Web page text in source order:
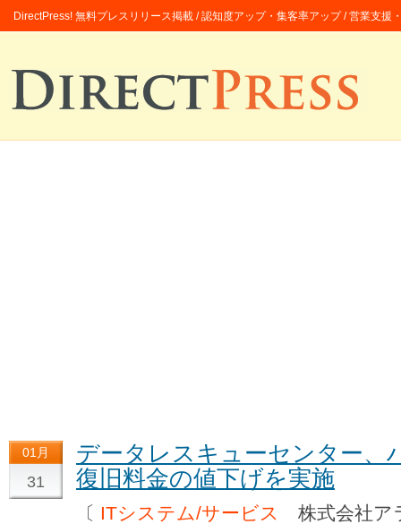
DirectPress! 無料プレスリリース掲載 / 認知度アップ・集客率アップ / 営業支援
01月
31
データレスキューセンター、
復旧料金の値下げを実施
〔 ITシステム/サービス 株式会社